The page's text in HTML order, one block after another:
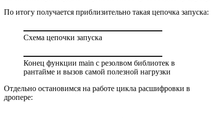
По итогу получается приблизительно такая цепочка запуска:
Схема цепочки запуска
Конец функции main с резолвом библиотек в
рантайме и вызов самой полезной нагрузки
Отдельно остановимся на работе цикла расшифровки в
дропере: